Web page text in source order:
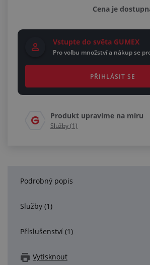
Cena je
Vstupte do světa GUMEX
Pro volbu množství a nákup se
PŘIHLÁSIT SE
Produkt upravíme na míru
Služby (1)
Podrobný popis
Služby (1)
Příslušenství (1)
Vytisknout